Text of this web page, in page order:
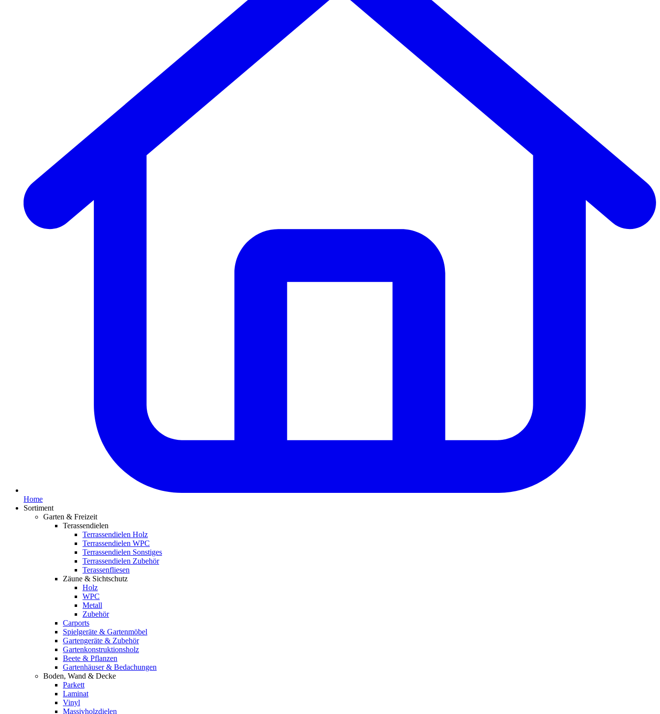
Home
Sortiment
Garten & Freizeit
Terassendielen
Terrassendielen Holz
Terrassendielen WPC
Terrassendielen Sonstiges
Terrassendielen Zubehör
Terassenfliesen
Zäune & Sichtschutz
Holz
WPC
Metall
Zubehör
Carports
Spielgeräte & Gartenmöbel
Gartengeräte & Zubehör
Gartenkonstruktionsholz
Beete & Pflanzen
Gartenhäuser & Bedachungen
Boden, Wand & Decke
Parkett
Laminat
Vinyl
Massivholzdielen